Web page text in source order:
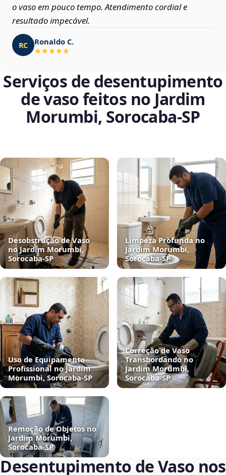
o vaso em pouco tempo. Atendimento cordial e
resultado impecável.
RC Ronaldo C.
Serviços de desentupimento
de vaso feitos no Jardim
Morumbi, Sorocaba‑SP
Desobstrução de Vaso
no Jardim Morumbi,
Sorocaba‑SP
Limpeza Profunda no
Jardim Morumbi,
Sorocaba‑SP
Uso de Equipamento
Profissional no Jardim
Morumbi, Sorocaba‑SP
Correção de Vaso
Transbordando no
Jardim Morumbi,
Sorocaba‑SP
Remoção de Objetos no
Jardim Morumbi,
Sorocaba‑SP
Desentupimento de Vaso nos